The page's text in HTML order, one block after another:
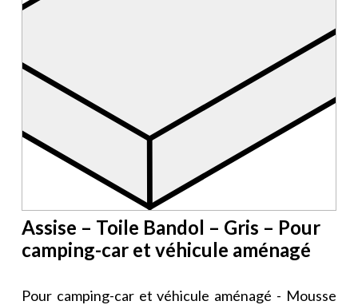
Assise – Toile Bandol – Gris – Pour
camping-car et véhicule aménagé
Pour camping-car et véhicule aménagé - Mousse